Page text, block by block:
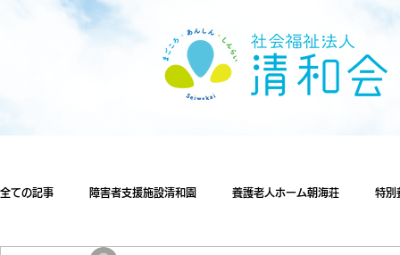
全ての記事 障害者支援施設清和園 養護老人ホーム朝海荘 特別